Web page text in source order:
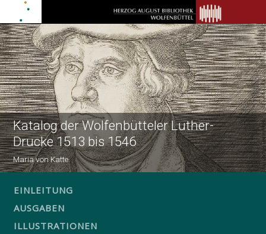
Katalog der Wolfenbütteler Luther-
Drucke 1513 bis 1546
Maria von Katte
EINLEITUNG
AUSGABEN
ILLUSTRATIONEN